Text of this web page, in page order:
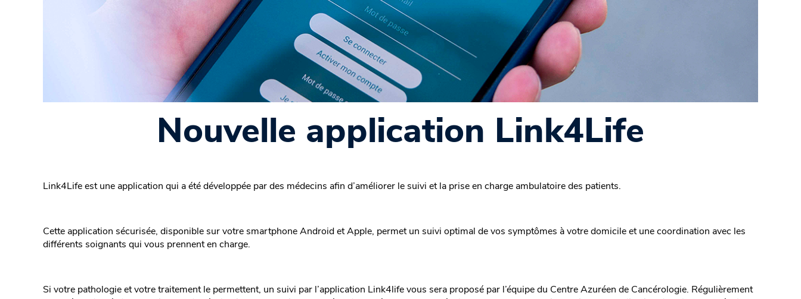
Nouvelle application Link4Life
Link4Life est une application qui a été développée par des médecins afin d’améliorer le suivi et la prise en charge ambulatoire des patients.
Cette application sécurisée, disponible sur votre smartphone Android et Apple, permet un suivi optimal de vos symptômes à votre domicile et une coordination avec les
différents soignants qui vous prennent en charge.
Si votre pathologie et votre traitement le permettent, un suivi par l’application Link4life vous sera proposé par l’équipe du Centre Azuréen de Cancérologie. Régulièrement